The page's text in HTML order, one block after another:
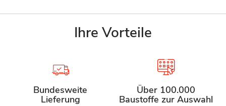
Ihre Vorteile
Bundesweite
Lieferung
Über 100.000
Baustoffe zur Auswahl